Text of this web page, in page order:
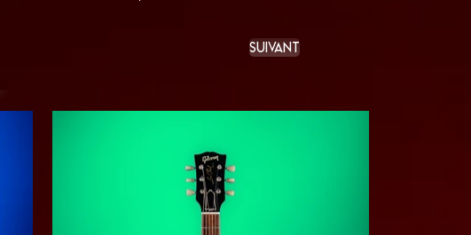
suivant